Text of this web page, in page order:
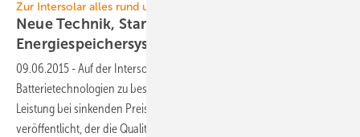
Zur Intersolar alles rund um Batterien
Neue Technik, Standards und Regeln für
Energiespeichersysteme
09.06.2015 -Auf der Intersolar in München gibt es jede Menge neue
Batterietechnologien zu bestaunen. Verbesserte Lebensdauer und
Leistung bei sinkenden Preisen. Auch ein Standard ist inzwischen
veröffentlicht, der die Qualität prüfbar machen soll. Außerdem eine